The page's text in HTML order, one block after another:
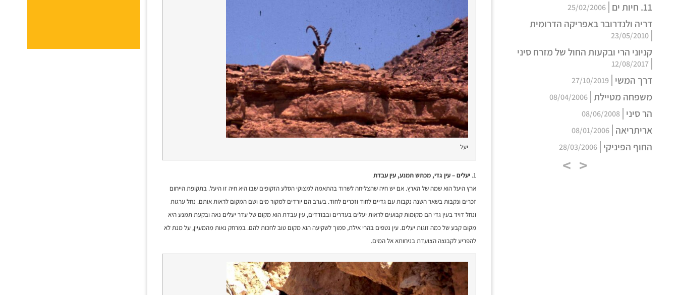
11. חיות ים 25/02/2006
דריה ולנדרובר באפריקה הדרומית
23/05/2010
קניוני הרי ובקעות החול של מזרח סיני
12/08/2017
דרך המשי 27/10/2019
משפחה מטיילת 08/04/2006
הר סיני 08/06/2008
אריתריאה 08/01/2006
החוף הפיניקי 28/03/2006
<
>
יעל
1. יעלים – עין גדי, מכתש תמנע, עין עבדת
ארץ היעל הוא שמה של הארץ. אם יש חיה שהצליחה לשרוד בהתאמה למצוקי הסלע הזקופים שבו היא חיה זו היעל. בתקופת הייחום
זכרים ונקבות בשאר השנה נקבות עם גדיים לחוד וזכרים לחוד. בערב הם יורדים למקור מים ושם המקום לראות אותם. נחל ערגות
ונחל דויד בעין גדי הם מקומות קבועים לראות יעלים בעדרים ובבודדים, עין עבדת הוא מקום של עדר יעלים נאה ובקעת תמנע היא
מקום קבע של כמה זוגות יעלים. עין נטפים בהרי אילת, סמוך לשקיעה הוא מקום טוב לחכות להם. במרחק נאות מהמעיין, על מנת לא
להפריע לקבוצה הצועדת בניחותא אל המים.